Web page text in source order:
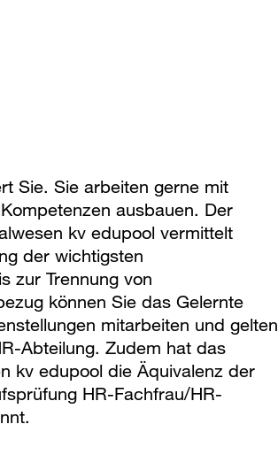
Sie. Sie arbeiten gerne mit
ausbauen. Der
kv edupool vermittelt
der wichtigsten
zur Trennung von
können Sie das Gelernte
mitarbeiten und gelten
Abteilung. Zudem hat das
kv edupool die Äquivalenz der
HR-Fachfrau/HR-